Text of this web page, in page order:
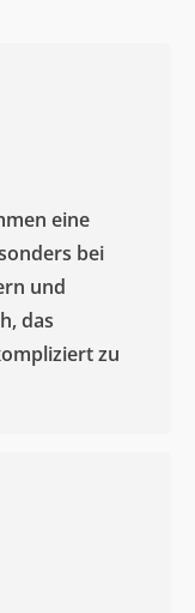
eine
bei
und
das
zu